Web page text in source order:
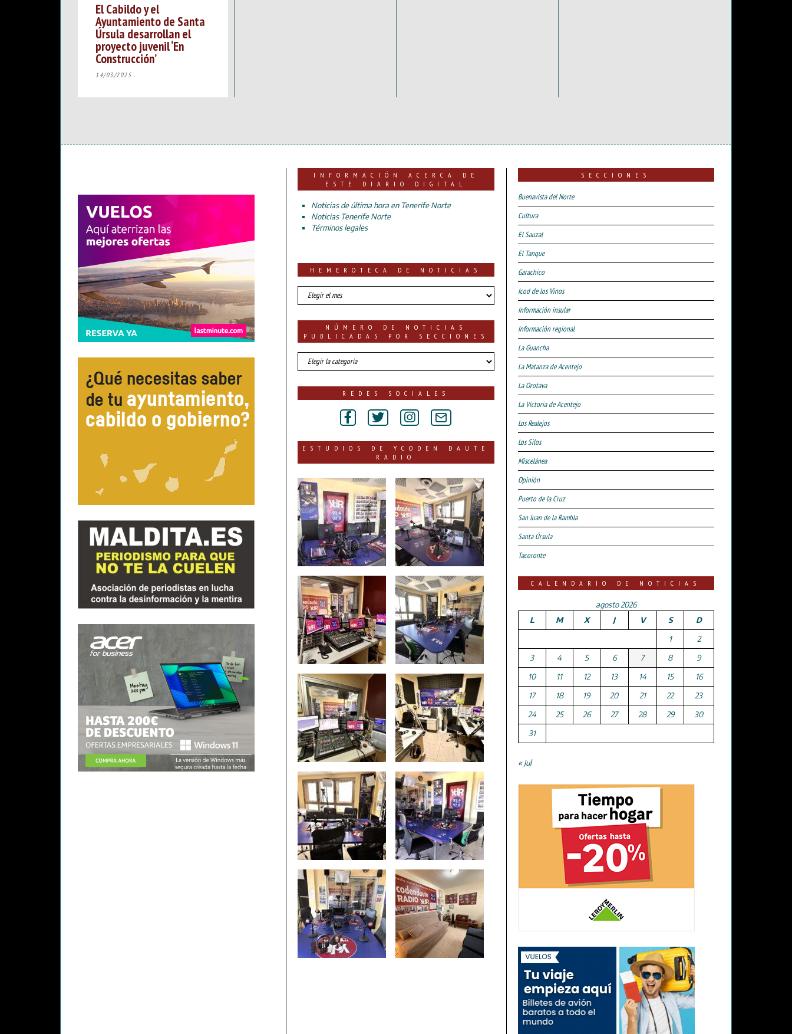
El Cabildo y el
Ayuntamiento de Santa
Úrsula desarrollan el
proyecto juvenil ‘En
Construcción’
14/03/2025
INFORMACIÓN ACERCA DE
ESTE DIARIO DIGITAL
Noticias de última hora en Tenerife Norte
Noticias Tenerife Norte
Términos legales
HEMEROTECA DE NOTICIAS
HEMEROTECA
DE
NÚMERO DE NOTICIAS
PUBLICADAS POR SECCIONES
número
de
por
REDES SOCIALES
ESTUDIOS DE YCODEN DAUTE
RADIO
SECCIONES
Buenavista del Norte
Cultura
El Sauzal
El Tanque
Garachico
Icod de los Vinos
Información insular
Información regional
La Guancha
La Matanza de Acentejo
La Orotava
La Victoria de Acentejo
Los Realejos
Los Silos
Miscelánea
Opinión
Puerto de la Cruz
San Juan de la Rambla
Santa Úrsula
Tacoronte
CALENDARIO DE NOTICIAS
agosto 2026
L
M X J V S
D
1
2
3
4 5 6 7 8
9
10
11 12 13 14 15
16
17
18 19 20 21 22
23
24
25 26 27 28 29
30
31
« Jul